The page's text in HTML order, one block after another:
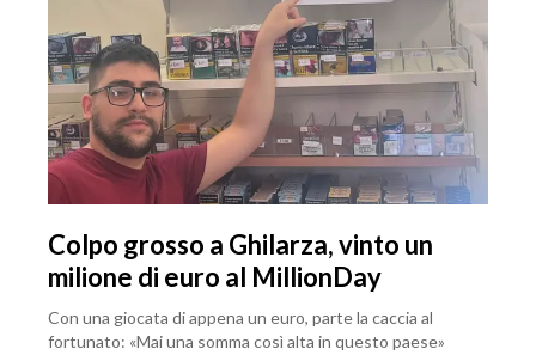
Colpo grosso a Ghilarza, vinto un
milione di euro al MillionDay
Con una giocata di appena un euro, parte la caccia al
fortunato: «Mai una somma così alta in questo paese»